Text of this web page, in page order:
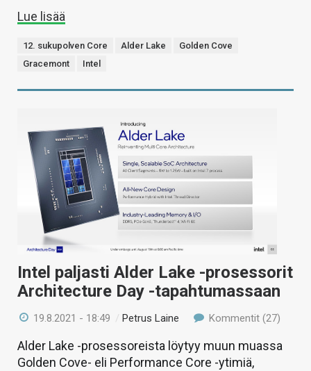
Lue lisää
12. sukupolven Core Alder Lake
Golden Cove
Gracemont
Intel
Intel paljasti Alder Lake -prosessorit
Architecture Day -tapahtumassaan
19.8.2021 - 18:49 /Petrus Laine Kommentit (27)
Alder Lake -prosessoreista löytyy muun muassa
Golden Cove- eli Performance Core -ytimiä,